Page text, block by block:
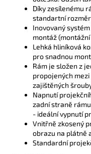
Díky zesílenému
standartní
Inovovaný
montáž
Lehká hliníková
pro snadnou
Rám je složen z
propojených
zajištěných
Napnutí
zadní straně
- ideální vypnutí
Vnitřně zkosený
obrazu na plátně
Standardní